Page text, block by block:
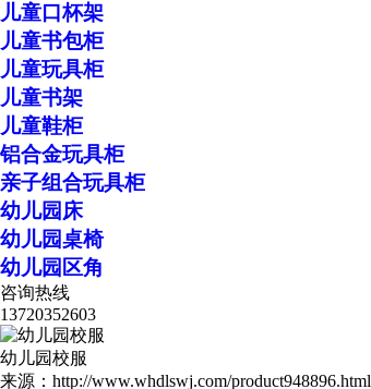
儿童口杯架
儿童书包柜
儿童玩具柜
儿童书架
儿童鞋柜
铝合金玩具柜
亲子组合玩具柜
幼儿园床
幼儿园桌椅
幼儿园区角
咨询热线
13720352603
幼儿园校服
来源：http://www.whdlswj.com/product948896.html